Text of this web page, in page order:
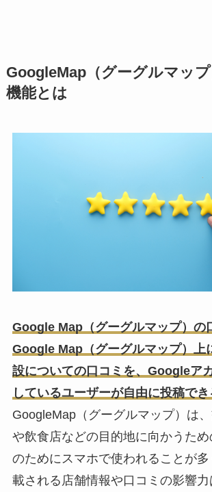
GoogleMap（グーグルマッ
機能とは
Google Map（グーグルマップ）の
Google Map（グーグルマップ）上
設についての口コミを、Googleア
しているユーザーが自由に投稿でき
GoogleMap（グーグルマップ）は
や飲食店などの目的地に向かうた
のためにスマホで使われることが
載される店舗情報や口コミの影響力